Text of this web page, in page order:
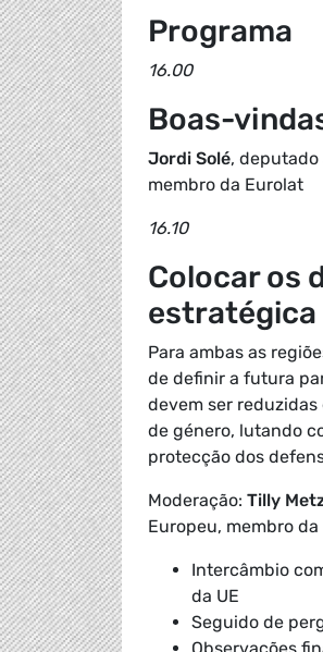
Programa
16.00
Boas-
Jordi Solé, deputado
membro da Eurolat
16.10
Colocar os
estratégica
Para ambas as
de definir a futura
devem ser
de género, lutando
protecção dos
Moderação: Tilly
Europeu, membro
Intercâmbio
da UE
Seguido de